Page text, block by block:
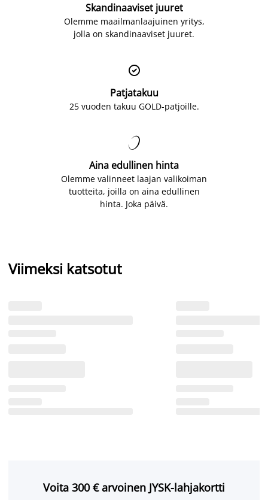
Skandinaaviset juuret
Olemme maailmanlaajuinen yritys,
jolla on skandinaaviset juuret.

Patjatakuu
25 vuoden takuu GOLD-patjoille.

Aina edullinen hinta
Olemme valinneet laajan valikoiman
tuotteita, joilla on aina edullinen
hinta. Joka päivä.
Viimeksi katsotut
Voita 300 € arvoinen JYSK-lahjakortti